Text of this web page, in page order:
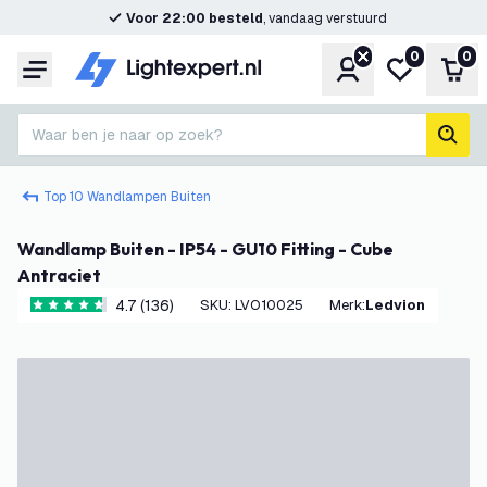
Voor 22:00 besteld, vandaag verstuurd
Menu Account
Mijn
0 0
Waar ben je naar op zoek?
Top 10 Wandlampen Buiten
Wandlamp Buiten - IP54 - GU10 Fitting - Cube
Antraciet
4.7 score sterren
4.7 (136) SKU: LVO10025 Merk: Ledvion